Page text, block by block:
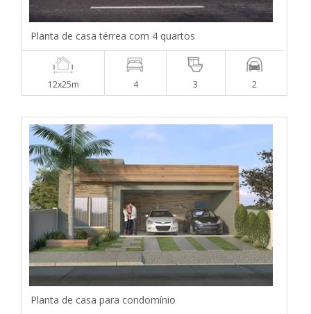
Planta de casa térrea com 4 quartos
12x25m 4 3 2
Planta de casa para condomínio